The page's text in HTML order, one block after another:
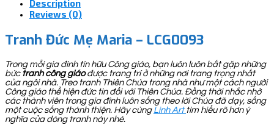
Description
Reviews (0)
Tranh Đức Mẹ Maria – LCG0093
Trong mỗi gia đình tín hữu Công giáo, bạn luôn luôn bắt gặp những
bức tranh công giáođược trang trí ở những nơi trang trọng nhất
của ngôi nhà. Treo tranh Thiên Chúa trong nhà như một cách người
Công giáo thể hiện đức tin đối với Thiên Chúa. Đồng thời nhắc nhở
các thành viên trong gia đình luôn sống theo lời Chúa đã dạy, sống
một cuộc sống thánh thiện. Hãy cùng Linh Arttìm hiểu rõ hơn ý
nghĩa của dòng tranh này nhé.